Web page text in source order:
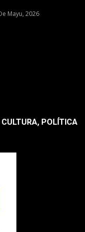
Mayu, 2026
CULTURA, POLÍTICA